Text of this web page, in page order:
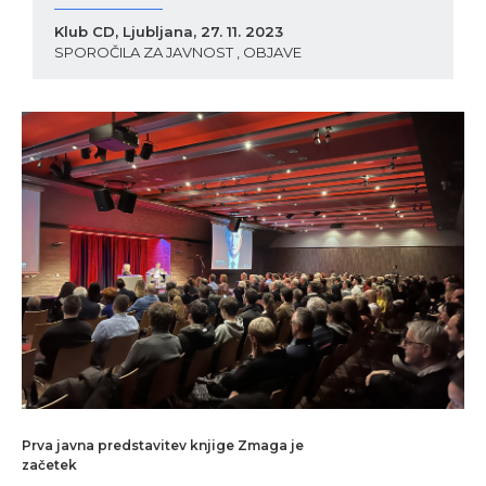
Klub CD, Ljubljana, 27. 11. 2023
SPOROČILA ZA JAVNOST , OBJAVE
Prva javna predstavitev knjige Zmaga je
začetek